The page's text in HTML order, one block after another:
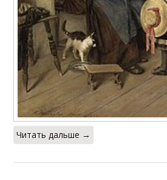
Читать дальше →